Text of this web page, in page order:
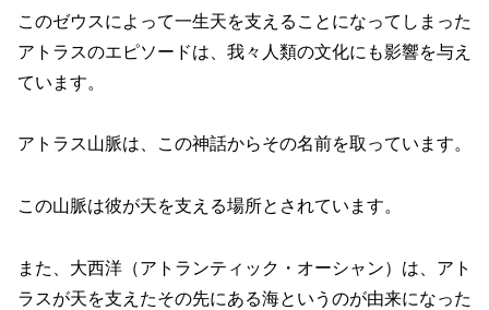
このゼウスによって一生天を支えることになってしまった
アトラスのエピソードは、我々人類の文化にも影響を与え
ています。
アトラス山脈は、この神話からその名前を取っています。
この山脈は彼が天を支える場所とされています。
また、大西洋（アトランティック・オーシャン）は、アト
ラスが天を支えたその先にある海というのが由来になった